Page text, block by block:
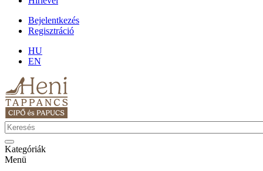
Bejelentkezés
Regisztráció
HU
EN
Kategóriák
Menü